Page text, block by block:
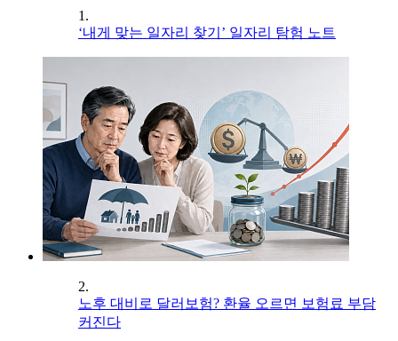
1.
‘내게 맞는 일자리 찾기’ 일자리 탐험 노트
2.
노후 대비로 달러보험? 환율 오르면 보험료 부담
커진다